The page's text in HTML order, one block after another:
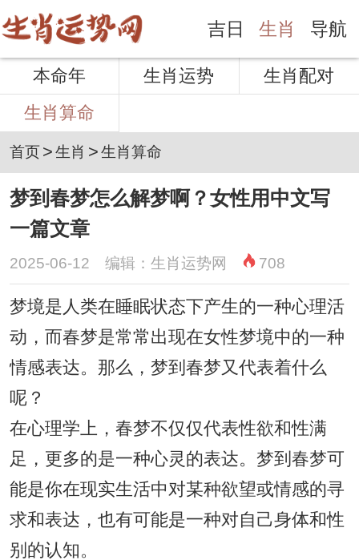
吉日 生肖 导航
本命年 生肖运势
生肖配对
生肖算命
首页>生肖 >生肖算命
梦到春梦怎么解梦啊？女性用中文写
一篇文章
2025-06-12 编辑：生肖运势网 708
梦境是人类在睡眠状态下产生的一种心理活
动，而春梦是常常出现在女性梦境中的一种
情感表达。那么，梦到春梦又代表着什么
呢？
在心理学上，春梦不仅仅代表性欲和性满
足，更多的是一种心灵的表达。梦到春梦可
能是你在现实生活中对某种欲望或情感的寻
求和表达，也有可能是一种对自己身体和性
别的认知。